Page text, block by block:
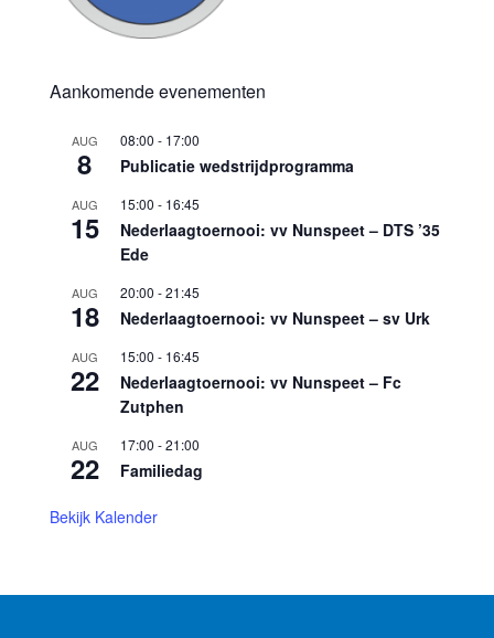
Aankomende evenementen
AUG
8
08:00 - 17:00
Publicatie wedstrijdprogramma
AUG
15
15:00 - 16:45
Nederlaagtoernooi: vv Nunspeet – DTS ’35
Ede
AUG
18
20:00 -21:45
Nederlaagtoernooi: vv Nunspeet – sv Urk
AUG
22
15:00 - 16:45
Nederlaagtoernooi: vv Nunspeet – Fc
Zutphen
AUG
22
17:00 -21:00
Familiedag
Bekijk Kalender